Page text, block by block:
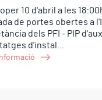
10 d'abril a les
de portes obertes a
dels PFI - PIP
d'instal...